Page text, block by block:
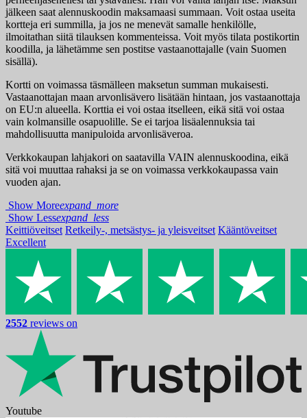
jälkeen saat alennuskoodin maksamaasi summaan. Voit ostaa useita
kortteja eri summilla, ja jos ne menevät samalle henkilölle,
ilmoitathan siitä tilauksen kommenteissa. Voit myös tilata postikortin
koodilla, ja lähetämme sen postitse vastaanottajalle (vain Suomen
sisällä).
Kortti on voimassa täsmälleen maksetun summan mukaisesti.
Vastaanottajan maan arvonlisävero lisätään hintaan, jos vastaanottaja
on EU:n alueella. Korttia ei voi ostaa itselleen, eikä sitä voi ostaa
vain kolmansille osapuolille. Se ei tarjoa lisäalennuksia tai
mahdollisuutta manipuloida arvonlisäveroa.
Verkkokaupan lahjakori on saatavilla VAIN alennuskoodina, eikä
sitä voi muuttaa rahaksi ja se on voimassa verkkokaupassa vain
vuoden ajan.
Show Moreexpand_more
Show Lessexpand_less
Keittiöveitset Retkeily-, metsästys- ja yleisveitset Kääntöveitset
Excellent
2552 reviews on
Youtube